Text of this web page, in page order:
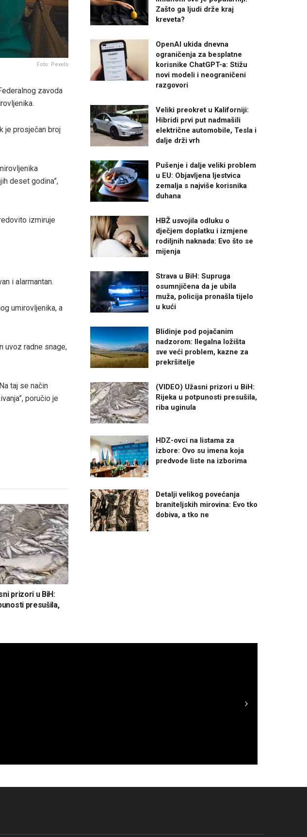
Foto: Pexels
zavoda
je prosječan broj
deset godina”,
izmiruje
i alarmantan.
umirovljenika, a
uvoz radne snage,
taj se način
poručio je
prizori u BiH:
presušila,
Zašto ga ljudi drže kraj
kreveta?
OpenAI ukida dnevna
ograničenja za besplatne
korisnike ChatGPT-a: Stižu
novi modeli i neograničeni
razgovori
Veliki preokret u Kaliforniji:
Hibridi prvi put nadmašili
električne automobile, Tesla i
dalje drži vrh
Pušenje i dalje veliki problem
u EU: Objavljena ljestvica
zemalja s najviše korisnika
duhana
HBŽ usvojila odluku o
dječjem doplatku i izmjene
rodiljnih naknada: Evo što se
mijenja
Strava u BiH: Supruga
osumnjičena da je ubila
muža, policija pronašla tijelo
u kući
Blidinje pod pojačanim
nadzorom: Ilegalna ložišta
sve veći problem, kazne za
prekršitelje
(VIDEO) Užasni prizori u BiH:
Rijeka u potpunosti presušila,
riba uginula
HDZ-ovci na listama za
izbore: Ovo su imena koja
predvode liste na izborima
Detalji velikog povećanja
braniteljskih mirovina: Evo tko
dobiva, a tko ne